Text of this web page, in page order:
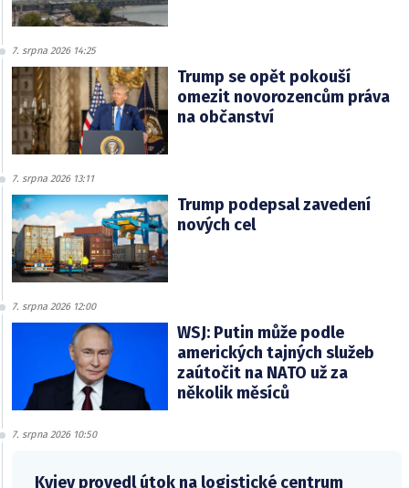
7. srpna 2026 14:25
Trump se opět pokouší
omezit novorozencům práva
na občanství
7. srpna 2026 13:11
Trump podepsal zavedení
nových cel
7. srpna 2026 12:00
WSJ: Putin může podle
amerických tajných služeb
zaútočit na NATO už za
několik měsíců
7. srpna 2026 10:50
Kyjev provedl útok na logistické centrum